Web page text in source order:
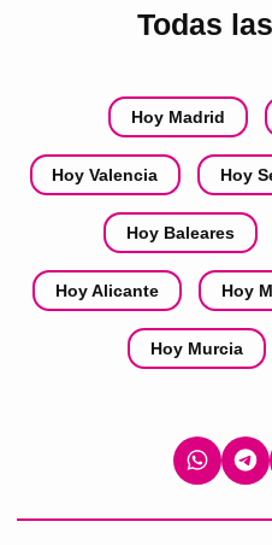
Todas
Hoy Madrid
Hoy Valencia Hoy
Hoy Baleares
Hoy Alicante Hoy
Hoy Murcia